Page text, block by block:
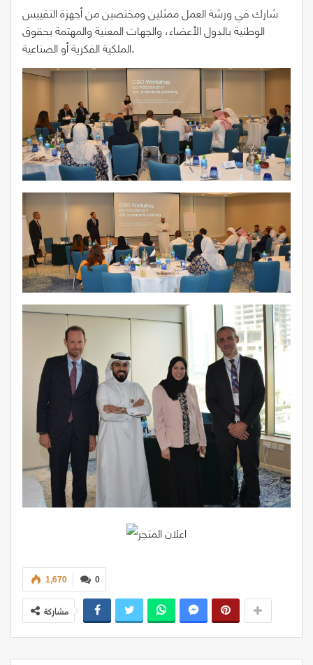
شارك في ورشة العمل ممثلين ومختصين من أجهزة التقييس
الوطنية بالدول الأعضاء، والجهات المعنية والمهتمة بحقوق
الملكية الفكرية أو الصناعية.
0
1,670
مشاركة